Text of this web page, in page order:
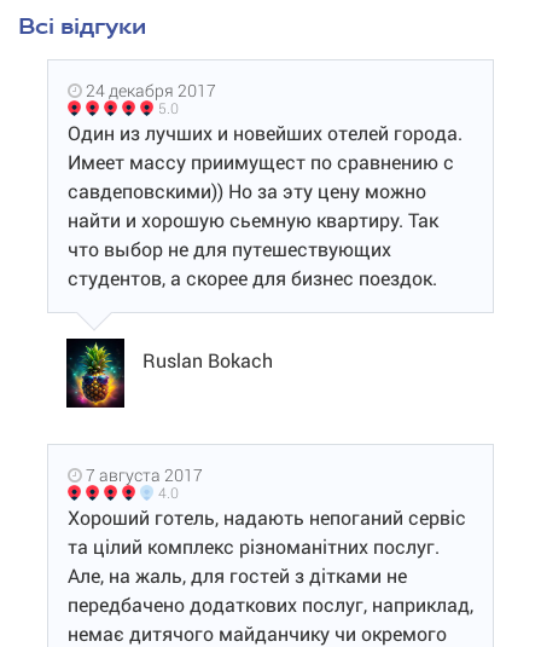
Всі відгуки
24 декабря 2017
5.0
Один из лучших и новейших отелей города.
Имеет массу приимущест по сравнению с
савдеповскими)) Но за эту цену можно
найти и хорошую сьемную квартиру. Так
что выбор не для путешествующих
студентов, а скорее для бизнес поездок.
Ruslan Bokach
7 августа 2017
4.0
Хороший готель, надають непоганий сервіс
та цілий комплекс різноманітних послуг.
Але, на жаль, для гостей з дітками не
передбачено додаткових послуг, наприклад,
немає дитячого майданчику чи окремого